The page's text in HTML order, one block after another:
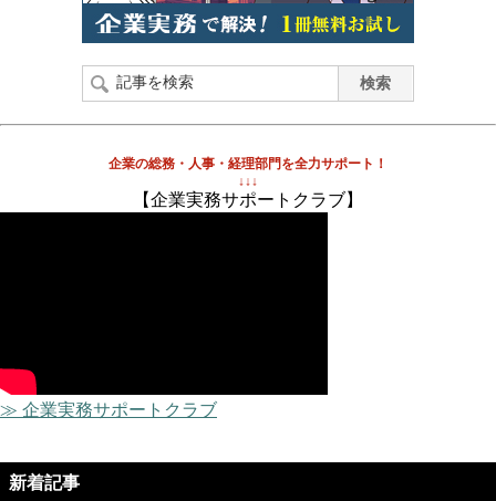
企業の総務・人事・経理部門を全力サポート！
↓↓↓
【企業実務サポートクラブ】
≫ 企業実務サポートクラブ
新着記事